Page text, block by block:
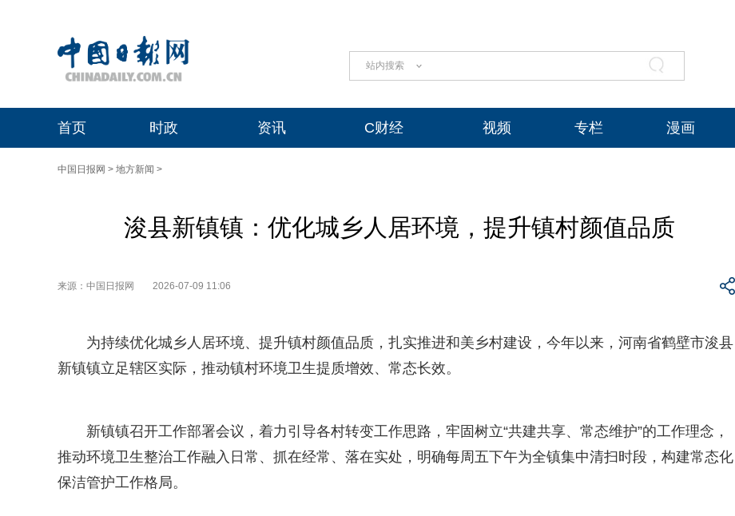
站内搜索
首页 时政 资讯 C财经 视频 专栏 漫画
中国日报网 > 地方新闻 >
浚县新镇镇：优化城乡人居环境，提升镇村颜值品质
来源：中国日报网 2026-07-09 11:06
为持续优化城乡人居环境、提升镇村颜值品质，扎实推进和美乡村建设，今年以来，河南省鹤壁市浚县
新镇镇立足辖区实际，推动镇村环境卫生提质增效、常态长效。
新镇镇召开工作部署会议，着力引导各村转变工作思路，牢固树立“共建共享、常态维护”的工作理念，
推动环境卫生整治工作融入日常、抓在经常、落在实处，明确每周五下午为全镇集中清扫时段，构建常态化
保洁管护工作格局。